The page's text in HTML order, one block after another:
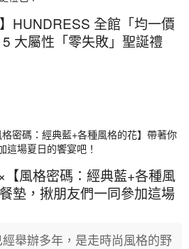
HUNDRESS 全館「均一價
大屬性「零失敗」聖誕禮
風格密碼：經典藍+各種風
墊，揪朋友們一同參加這場
舉辦多年，是走時尚風格的野